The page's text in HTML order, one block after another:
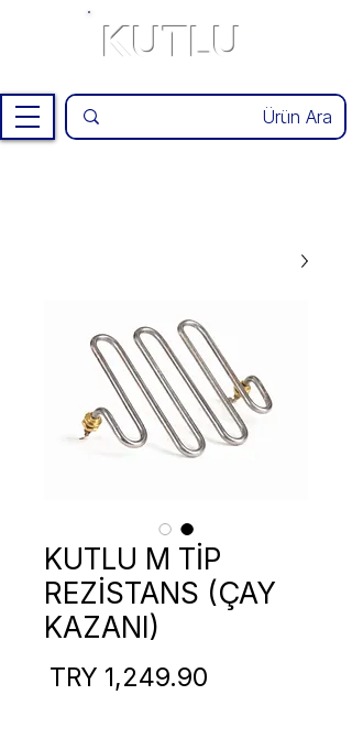
KUTLU
KUTLU M TİP
REZİSTANS (ÇAY
KAZANI)